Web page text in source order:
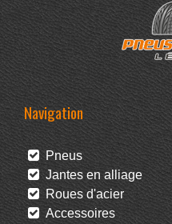
Navigation
Pneus
Jantes en alliage
Roues d'acier
Accessoires